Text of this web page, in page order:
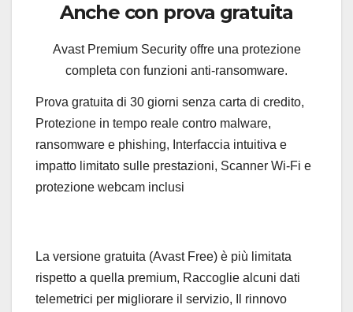
Anche con prova gratuita
Avast Premium Security offre una protezione
completa con funzioni anti-ransomware.
Prova gratuita di 30 giorni senza carta di credito,
Protezione in tempo reale contro malware,
ransomware e phishing, Interfaccia intuitiva e
impatto limitato sulle prestazioni, Scanner Wi-Fi e
protezione webcam inclusi
La versione gratuita (Avast Free) è più limitata
rispetto a quella premium, Raccoglie alcuni dati
telemetrici per migliorare il servizio, Il rinnovo